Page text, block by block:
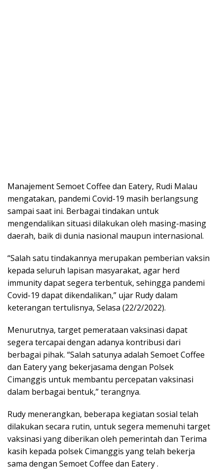
Manajement Semoet Coffee dan Eatery, Rudi Malau
mengatakan, pandemi Covid-19 masih berlangsung
sampai saat ini. Berbagai tindakan untuk
mengendalikan situasi dilakukan oleh masing-masing
daerah, baik di dunia nasional maupun internasional.
“Salah satu tindakannya merupakan pemberian vaksin
kepada seluruh lapisan masyarakat, agar herd
immunity dapat segera terbentuk, sehingga pandemi
Covid-19 dapat dikendalikan,” ujar Rudy dalam
keterangan tertulisnya, Selasa (22/2/2022).
Menurutnya, target pemerataan vaksinasi dapat
segera tercapai dengan adanya kontribusi dari
berbagai pihak. “Salah satunya adalah Semoet Coffee
dan Eatery yang bekerjasama dengan Polsek
Cimanggis untuk membantu percepatan vaksinasi
dalam berbagai bentuk,” terangnya.
Rudy menerangkan, beberapa kegiatan sosial telah
dilakukan secara rutin, untuk segera memenuhi target
vaksinasi yang diberikan oleh pemerintah dan Terima
kasih kepada polsek Cimanggis yang telah bekerja
sama dengan Semoet Coffee dan Eatery .